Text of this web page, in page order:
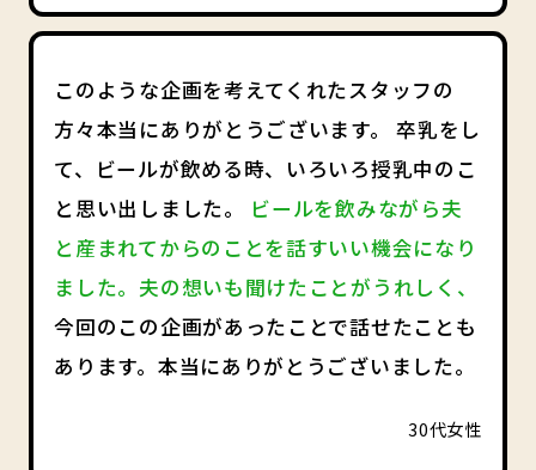
このような企画を考えてくれたスタッフの
方々本当にありがとうございます。 卒乳をし
て、ビールが飲める時、いろいろ授乳中のこ
と思い出しました。
ビールを飲みながら夫
と産まれてからのことを話すいい機会になり
ました。夫の想いも聞けたことがうれしく、
今回のこの企画があったことで話せたことも
あります。本当にありがとうございました。
30代女性